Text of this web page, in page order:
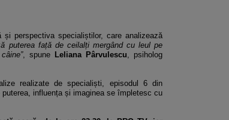
și perspectiva specialiștilor, care analizează
puterea față de ceilalți mergând cu leul pe
, spune Leliana Pârvulescu, psiholog
realizate de specialiști, episodul 6 din
influența și imaginea se împletesc cu